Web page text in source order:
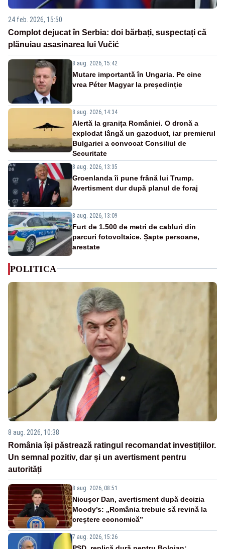
24 feb. 2026, 15:50
Complot dejucat în Serbia: doi bărbați, suspectați că
plănuiau asasinarea lui Vučić
8 aug. 2026, 15:42
Mutare importantă în Ungaria. Pe cine
vrea Péter Magyar la președinție
8 aug. 2026, 14:34
Alertă la granița României. O dronă a
explodat lângă un gazoduct, iar premierul
Bulgariei a convocat Consiliul de
Securitate
8 aug. 2026, 13:35
Groenlanda îi pune frână lui Trump.
Avertisment dur după planul de foraj
8 aug. 2026, 13:09
Furt de 1.500 de metri de cabluri din
parcuri fotovoltaice. Șapte persoane,
arestate
POLITICA
8 aug. 2026, 10:38
România își păstrează ratingul recomandat investițiilor.
Un semnal pozitiv, dar și un avertisment pentru
autorități
8 aug. 2026, 08:51
Nicușor Dan, avertisment după decizia
Moody’s: „România trebuie să revină la
creștere economică”
7 aug. 2026, 15:26